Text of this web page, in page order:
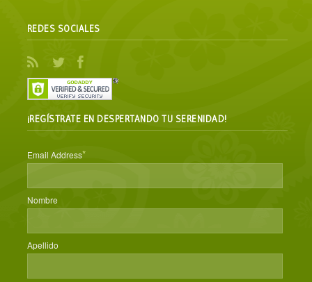
REDES SOCIALES
¡REGÍSTRATE EN DESPERTANDO TU SERENIDAD!
Email Address*
Nombre
Apellido